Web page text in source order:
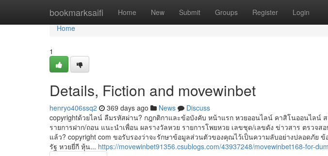
bookmarksaifi Home New Submit Groups Register Login
Home
Home
1
Details, Fiction and movewinbet
henryo406ssq2 369 days ago News
Discuss
copyrightด้วยไลน์ ลืมรหัสผ่าน? กฎกติกาและข้อบังคับ หน้าแรก หวยออนไลน์ คาสิโนออนไลน์
รายการฝาก/ถอน แนะนำเพื่อน ผลรางวัลหวย รายการโพยหวย เลขชุด/เลขดัง ข่าวสาร ตรวจ
แล้ว? copyright com ขอรับรองว่าจะรักษาข้อมูลส่วนตัวของคุณไว้เป็นความลับอย่างปลอดภัย
รัฐ หวยยี่กี หุ้น... https://movewinbet91356.csublogs.com/43937248/movewinbet168-for-